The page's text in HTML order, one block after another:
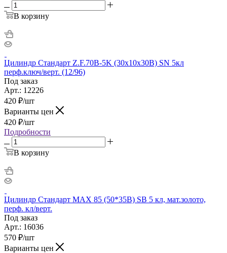
В корзину
Цилиндр Стандарт Z.F.70B-5K (30x10x30B) SN 5кл
перф.ключ/верт. (12/96)
Под заказ
Арт.: 12226
420 ₽/шт
Варианты цен
420 ₽/шт
Подробности
В корзину
Цилиндр Стандарт MAX 85 (50*35B) SB 5 кл, мат.золото,
перф. кл/верт.
Под заказ
Арт.: 16036
570 ₽/шт
Варианты цен